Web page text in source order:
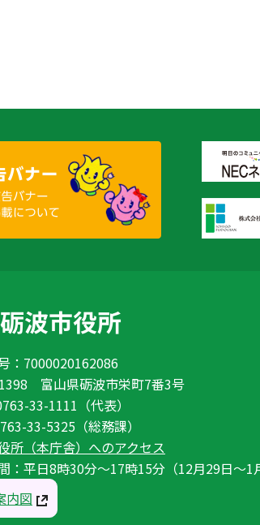
：7000020162086
富山県砺波市栄町7番3号
33-1111（代表）
33-5325（総務課）
所（本庁舎）へのアクセス
：平日8時30分〜17時15分（12月29日〜1
内図